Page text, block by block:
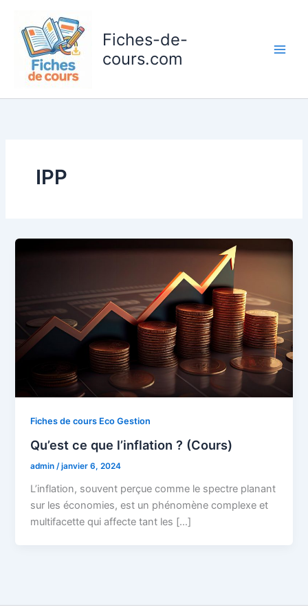
contenu
Fiches-de-
cours.com
IPP
Fiches de cours Eco Gestion
Qu’est ce que l’inflation ? (Cours)
admin/janvier 6, 2024
L’inflation, souvent perçue comme le spectre planant
sur les économies, est un phénomène complexe et
multifacette qui affecte tant les […]